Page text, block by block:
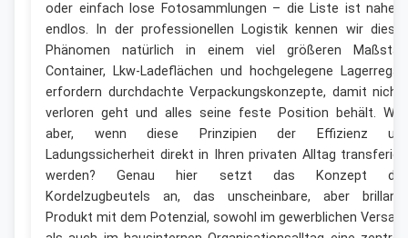
oder einfach lose Fotosammlungen – die Liste ist
endlos. In der professionellen Logistik kennen wir
Phänomen natürlich in einem viel größeren
Container, Lkw-Ladeflächen und hochgelegene
erfordern durchdachte Verpackungskonzepte, damit
verloren geht und alles seine feste Position behält.
aber, wenn diese Prinzipien der Effizienz
Ladungssicherheit direkt in Ihren privaten Alltag
werden? Genau hier setzt das Konzept
Kordelzugbeutels an, das unscheinbare, aber
Produkt mit dem Potenzial, sowohl im gewerblichen